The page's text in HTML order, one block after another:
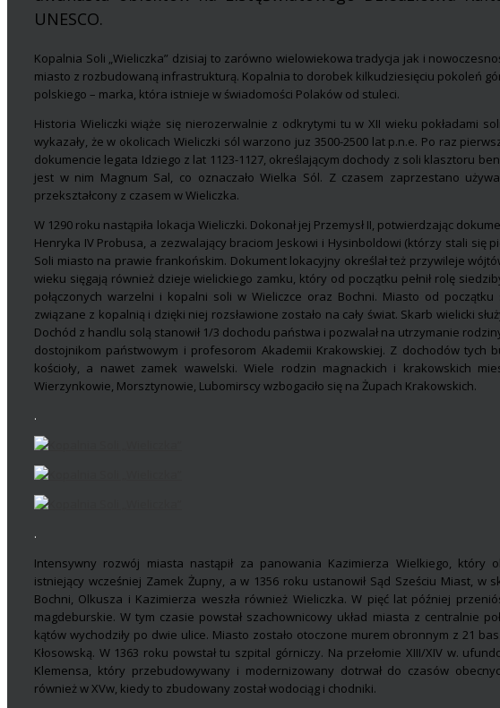
UNESCO.
Kopalnia Soli „Wieliczka” dzisiaj to zarówno wielowiekowa tradycja jak i
miasto z rozbudowaną infrastrukturą. Kopalnia to dorobek kilkudziesięciu pokoleń
polskiego – marka, która istnieje w świadomości Polaków od stuleci.
Historia Wieliczki wiąże się nierozerwalnie z odkrytymi tu w XII wieku pokładami
wykazały, że w okolicach Wieliczki sól warzono juz 3500-2500 lat p.n.e. Po raz
dokumencie legata Idziego z lat 1123-1127, określającym dochody z soli klasztoru
jest w nim Magnum Sal, co oznaczało Wielka Sól. Z czasem zaprzestano
przekształcony z czasem w Wieliczka.
W 1290 roku nastąpiła lokacja Wieliczki. Dokonał jej Przemysł II, potwierdzając
Henryka IV Probusa, a zezwalający braciom Jeskowi i Hysinboldowi (którzy stali się
Soli miasto na prawie frankońskim. Dokument lokacyjny określał też przywileje
wieku sięgają również dzieje wielickiego zamku, który od początku pełnił rolę
połączonych warzelni i kopalni soli w Wieliczce oraz Bochni. Miasto od
związane z kopalnią i dzięki niej rozsławione zostało na cały świat. Skarb wielicki
Dochód z handlu solą stanowił 1/3 dochodu państwa i pozwalał na utrzymanie
dostojnikom państwowym i profesorom Akademii Krakowskiej. Z dochodów tych
kościoły, a nawet zamek wawelski. Wiele rodzin magnackich i krakowskich
Wierzynkowie, Morsztynowie, Lubomirscy wzbogaciło się na Żupach Krakowskich.
.
.
Intensywny rozwój miasta nastąpił za panowania Kazimierza Wielkiego, który
istniejący wcześniej Zamek Żupny, a w 1356 roku ustanowił Sąd Sześciu Miast, w
Bochni, Olkusza i Kazimierza weszła również Wieliczka. W pięć lat później
magdeburskie. W tym czasie powstał szachownicowy układ miasta z centralnie
kątów wychodziły po dwie ulice. Miasto zostało otoczone murem obronnym z 21
Kłosowską. W 1363 roku powstał tu szpital górniczy. Na przełomie XIII/XIV w.
Klemensa, który przebudowywany i modernizowany dotrwał do czasów
również w XVw, kiedy to zbudowany został wodociąg i chodniki.